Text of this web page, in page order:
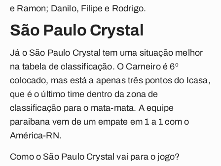
e Ramon; Danilo, Filipe e Rodrigo.
São Paulo Crystal
Já o São Paulo Crystal tem uma situação melhor
na tabela de classificação. O Carneiro é 6º
colocado, mas está a apenas três pontos do Icasa,
que é o último time dentro da zona de
classificação para o mata-mata. A equipe
paraibana vem de um empate em 1 a 1 com o
América-RN.
Como o São Paulo Crystal vai para o jogo?